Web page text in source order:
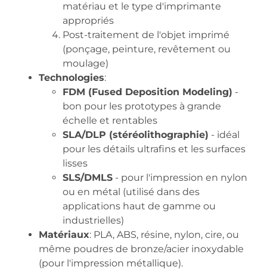
matériau et le type d'imprimante
appropriés
Post-traitement de l'objet imprimé
(ponçage, peinture, revêtement ou
moulage)
Technologies:
FDM (Fused Deposition Modeling) -
bon pour les prototypes à grande
échelle et rentables
SLA/DLP (stéréolithographie) - idéal
pour les détails ultrafins et les surfaces
lisses
SLS/DMLS - pour l'impression en nylon
ou en métal (utilisé dans des
applications haut de gamme ou
industrielles)
Matériaux: PLA, ABS, résine, nylon, cire, ou
même poudres de bronze/acier inoxydable
(pour l'impression métallique).